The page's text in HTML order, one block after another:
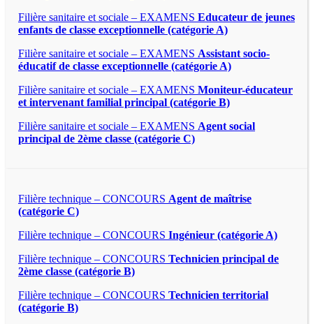
Filière sanitaire et sociale – EXAMENS Educateur de jeunes
enfants de classe exceptionnelle (catégorie A)
Filière sanitaire et sociale – EXAMENS Assistant socio-
éducatif de classe exceptionnelle (catégorie A)
Filière sanitaire et sociale – EXAMENS Moniteur-éducateur
et intervenant familial principal (catégorie B)
Filière sanitaire et sociale – EXAMENS Agent social
principal de 2ème classe (catégorie C)
Filière technique – CONCOURS Agent de maîtrise
(catégorie C)
Filière technique – CONCOURS Ingénieur (catégorie A)
Filière technique – CONCOURS Technicien principal de
2ème classe (catégorie B)
Filière technique – CONCOURS Technicien territorial
(catégorie B)